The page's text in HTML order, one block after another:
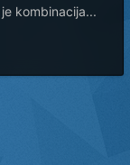
kombinacija...